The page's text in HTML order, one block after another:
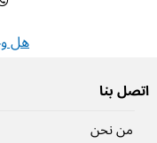
هل
اتصل بنا
من نحن